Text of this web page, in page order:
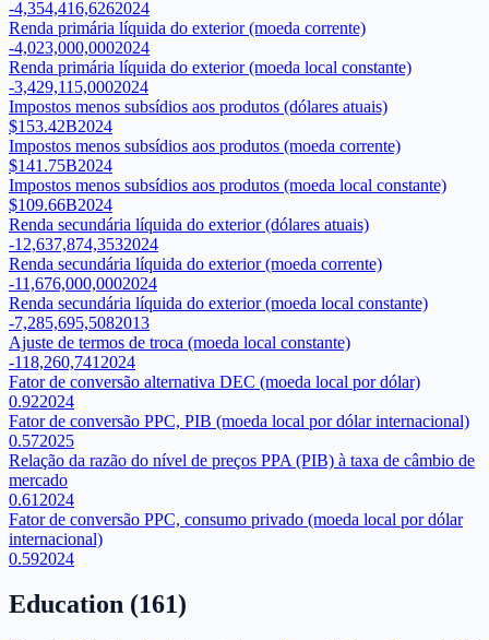
-4,354,416,6262024
Renda primária líquida do exterior (moeda corrente)
-4,023,000,0002024
Renda primária líquida do exterior (moeda local constante)
-3,429,115,0002024
Impostos menos subsídios aos produtos (dólares atuais)
$153.42B2024
Impostos menos subsídios aos produtos (moeda corrente)
$141.75B2024
Impostos menos subsídios aos produtos (moeda local constante)
$109.66B2024
Renda secundária líquida do exterior (dólares atuais)
-12,637,874,3532024
Renda secundária líquida do exterior (moeda corrente)
-11,676,000,0002024
Renda secundária líquida do exterior (moeda local constante)
-7,285,695,5082013
Ajuste de termos de troca (moeda local constante)
-118,260,741 2024
Fator de conversão alternativa DEC (moeda local por dólar)
0.922024
Fator de conversão PPC, PIB (moeda local por dólar internacional)
0.572025
Relação da razão do nível de preços PPA (PIB) à taxa de câmbio de
mercado
0.61 2024
Fator de conversão PPC, consumo privado (moeda local por dólar
internacional)
0.592024
Education (161)